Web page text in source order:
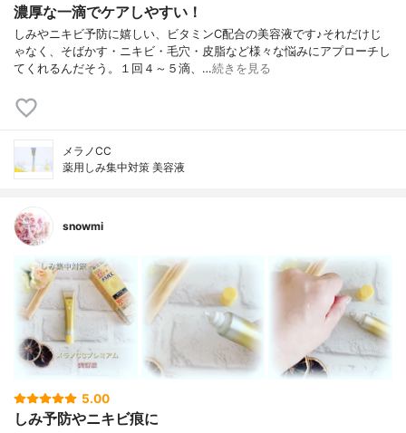
濃厚な一滴でケアしやすい！
しみやニキビ予防に嬉しい、ビタミンC配合の美容液です♪それだけじ
ゃなく、そばかす・ニキビ・毛穴・皮脂など様々な悩みにアプローチし
てくれるんだそう。１回４～５滴、…続きを見る
メラノCC
薬用しみ集中対策 美容液
snowmi
5.00
しみ予防やニキビ痕に